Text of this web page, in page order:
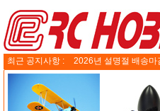
최근 공지사항 : 2026년 설명절 배송마